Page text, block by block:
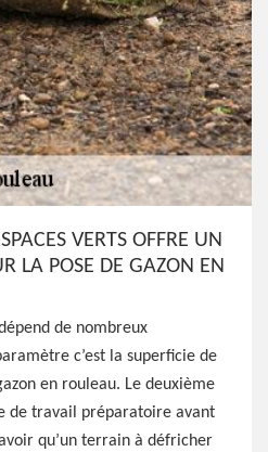
VERTS OFFRE UN
LA POSE DE GAZON EN
de nombreux
c’est la superficie de
en rouleau. Le deuxième
de travail préparatoire avant
qu’un terrain à défricher